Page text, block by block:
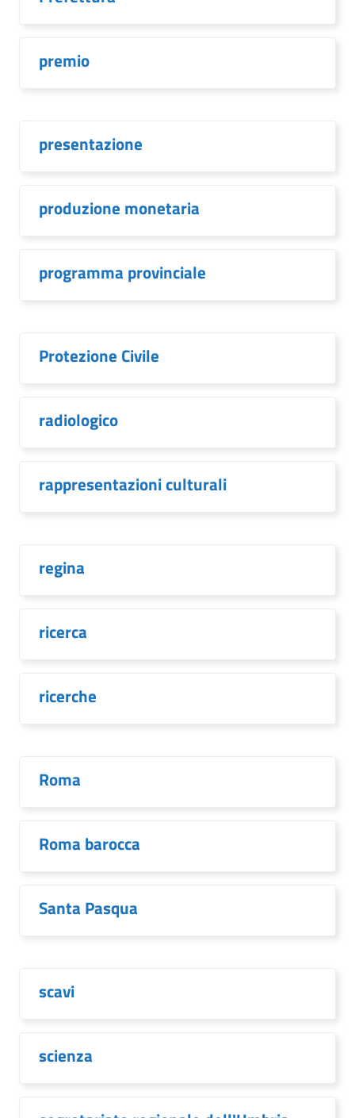
premio
presentazione
produzione monetaria
programma provinciale
Protezione Civile
radiologico
rappresentazioni culturali
regina
ricerca
ricerche
Roma
Roma barocca
Santa Pasqua
scavi
scienza